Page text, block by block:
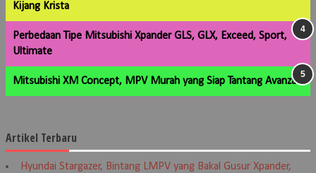
Kijang Krista
Perbedaan Tipe Mitsubishi Xpander GLS, GLX, Exceed, Sport,
Ultimate
Mitsubishi XM Concept, MPV Murah yang Siap Tantang Avanza
Artikel Terbaru
Hyundai Stargazer, Bintang LMPV yang Bakal Gusur Xpander,